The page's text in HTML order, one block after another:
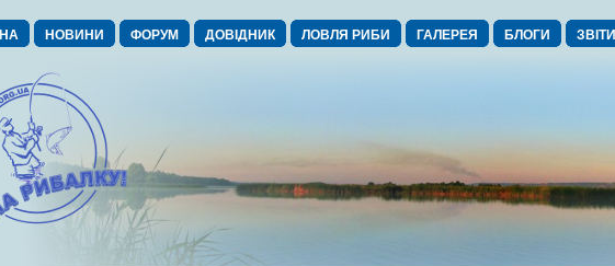
НОВИНИ ФОРУМ ДОВІДНИК ЛОВЛЯ РИБИ ГАЛЕРЕЯ БЛОГИ ЗВІТИ